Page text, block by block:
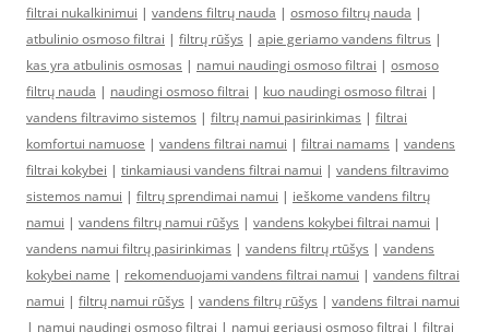
filtrai nukalkinimui | vandens filtrų nauda | osmoso filtrų nauda |
atbulinio osmoso filtrai | filtrų rūšys | apie geriamo vandens filtrus |
kas yra atbulinis osmosas | namui naudingi osmoso filtrai | osmoso
filtrų nauda | naudingi osmoso filtrai | kuo naudingi osmoso filtrai |
vandens filtravimo sistemos | filtrų namui pasirinkimas | filtrai
komfortui namuose | vandens filtrai namui | filtrai namams | vandens
filtrai kokybei | tinkamiausi vandens filtrai namui | vandens filtravimo
sistemos namui | filtrų sprendimai namui | ieškome vandens filtrų
namui | vandens filtrų namui rūšys | vandens kokybei filtrai namui |
vandens namui filtrų pasirinkimas | vandens filtrų rtūšys | vandens
kokybei name | rekomenduojami vandens filtrai namui | vandens filtrai
namui | filtrų namui rūšys | vandens filtrų rūšys | vandens filtrai namui
| namui naudingi osmoso filtrai | namui geriausi osmoso filtrai | filtrai